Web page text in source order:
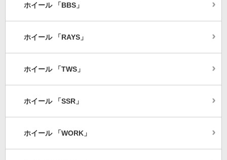
ホイール 「BBS」
ホイール 「RAYS」
ホイール 「TWS」
ホイール 「SSR」
ホイール 「WORK」